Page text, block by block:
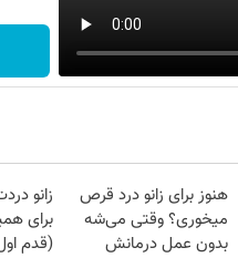
هنوز برای زانو درد قرص
میخوری؟ وقتی می‌شه
بدون عمل درمانش
زانو
برای
(قدم